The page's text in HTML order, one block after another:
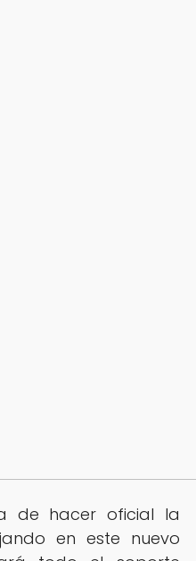
de hacer oficial la
en este nuevo